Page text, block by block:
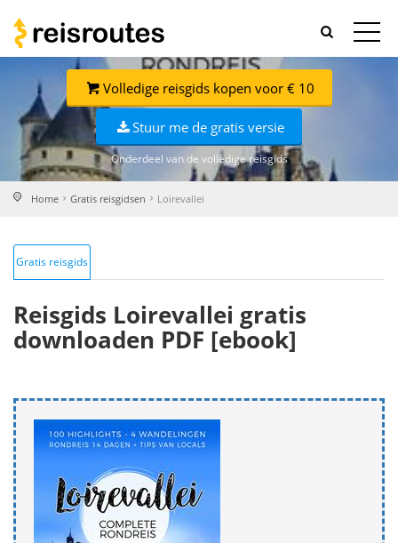
Volledige reisgids kopen voor € 10
Stuur me de gratis versie
Onderdeel van de volledige reisgids
Home Gratis reisgidsen Loirevallei
Gratis reisgids
Reisgids Loirevallei gratis
downloaden PDF [ebook]